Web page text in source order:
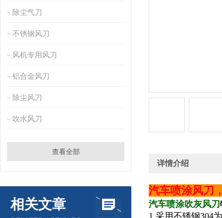
除尘气刀
不锈钢风刀
风机专用风刀
铝合金风刀
除尘风刀
吹水风刀
查看全部
相关文章
详情介绍
汽车喷涂风刀
汽车喷涂吹灰风刀
1.采用不锈钢304